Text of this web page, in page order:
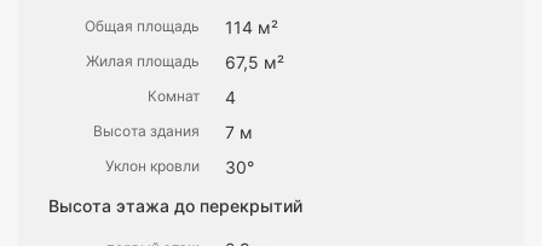
Общая площадь 114 м²
Жилая площадь 67,5 м²
Комнат 4
Высота здания 7 м
Уклон кровли
30°
Высота этажа до перекрытий